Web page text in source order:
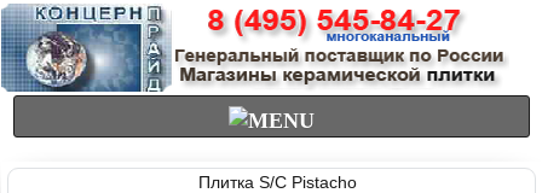
Плитка S/C Pistacho